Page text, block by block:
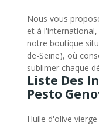
Nous vous
et à
notre boutique
de-Seine), où
sublimer chaque
Liste Des
Pesto
Huile d'olive